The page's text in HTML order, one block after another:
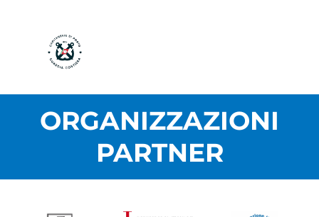
ORGANIZZAZIONI
PARTNER